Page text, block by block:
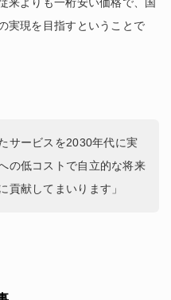
実現を目指すということで
サービスを2030年代に実
の低コストで自立的な将来
貢献してまいります」